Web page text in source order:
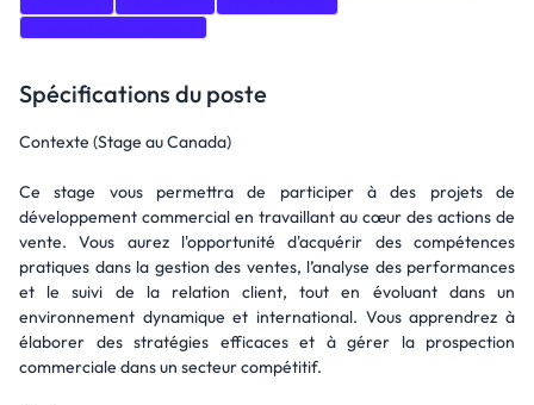
Spécifications du poste
Contexte (Stage au Canada)
Ce stage vous permettra de participer à des projets de
développement commercial en travaillant au cœur des actions de
vente. Vous aurez l'opportunité d'acquérir des compétences
pratiques dans la gestion des ventes, l’analyse des performances
et le suivi de la relation client, tout en évoluant dans un
environnement dynamique et international. Vous apprendrez à
élaborer des stratégies efficaces et à gérer la prospection
commerciale dans un secteur compétitif.